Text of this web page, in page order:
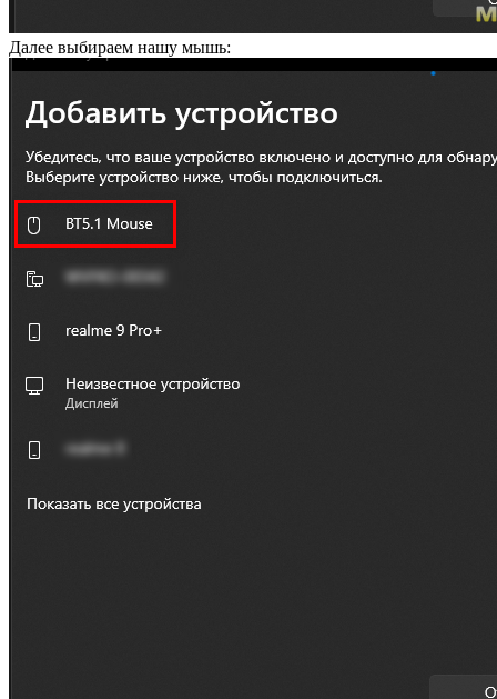
Далее выбираем нашу мышь: